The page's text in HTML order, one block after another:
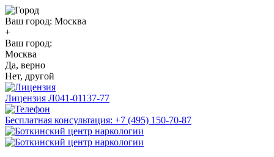
Ваш город: Москва
+
Ваш город:
Москва
Да, верно
Нет, другой
Лицензия Л041-01137-77
Бесплатная консультация: +7 (495) 150-70-87